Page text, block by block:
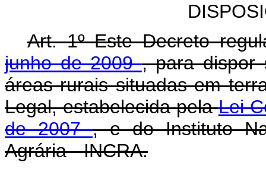
Art. 1º Este Decreto
junho de 2009, para dispor
áreas rurais situadas em
Legal, estabelecida pelaLei
de 2007, e do Instituto
Agrária - INCRA.